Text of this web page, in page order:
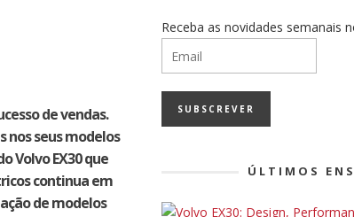
de vendas.
nos seus modelos
Volvo EX30 que
continua em
de modelos
Receba as novidades semanais
ÚLTIMOS